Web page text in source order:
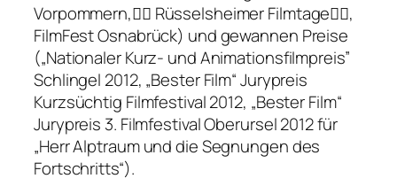
Vorpommern, Rüsselsheimer Filmtage,
FilmFest Osnabrück) und gewannen Preise
(„Nationaler Kurz- und Animationsfilmpreis”
Schlingel 2012, „Bester Film“ Jurypreis
Kurzsüchtig Filmfestival 2012, „Bester Film“
Jurypreis 3. Filmfestival Oberursel 2012 für
„Herr Alptraum und die Segnungen des
Fortschritts“).